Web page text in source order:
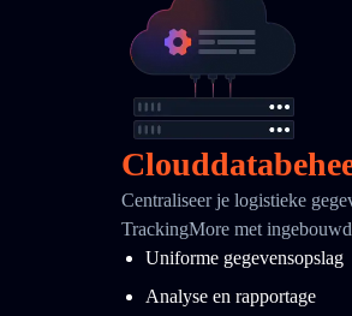
Centraliseer je logistieke
TrackingMore met
Uniforme gegevensopslag
Analyse en rapportage